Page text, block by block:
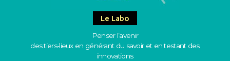
Le Labo
Penser l’avenir
des tiers-lieux en générant du savoir et en testant des
innovations